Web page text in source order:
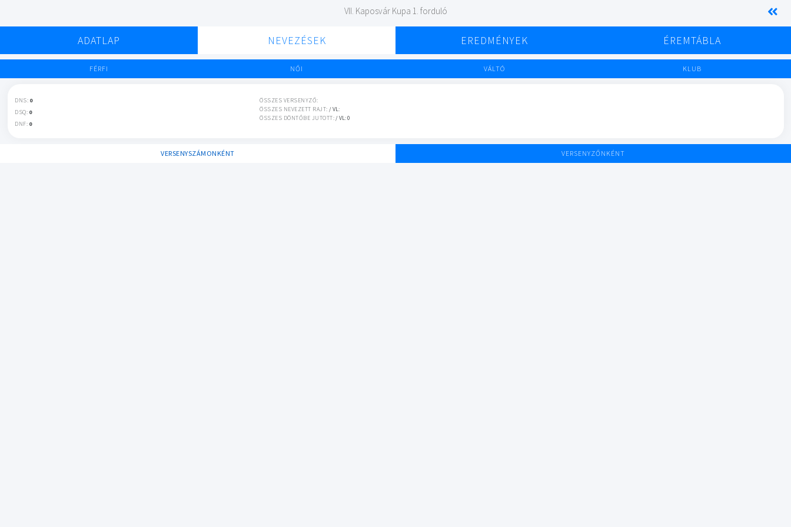
VII. Kaposvár Kupa 1. forduló
ADATLAP NEVEZÉSEK EREDMÉNYEK ÉREMTÁBLA
FÉRFI NŐI VÁLTÓ KLUB
DNS: 0
DSQ: 0
DNF: 0
ÖSSZES VERSENYZŐ:
ÖSSZES NEVEZETT RAJT: / VL:
ÖSSZES DÖNTŐBE JUTOTT:/ VL: 0
VERSENYSZÁMONKÉNT VERSENYZŐNKÉNT